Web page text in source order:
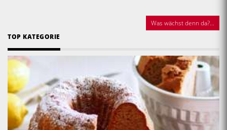
Was wächst denn da?...
TOP KATEGORIE